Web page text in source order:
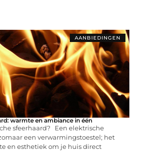
AANBIEDINGEN
warmte en ambiance in één
sfeerhaard? Een elektrische
een verwarmingstoestel; het
en esthetiek om je huis direct